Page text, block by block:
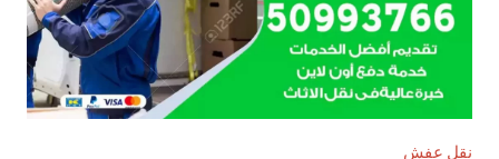
نقل عفش